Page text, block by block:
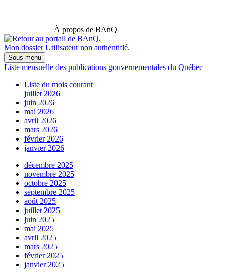
À propos de BAnQ
Mon dossier Utilisateur non authentifié.
Sous-menu
Liste mensuelle des publications gouvernementales du Québec
Liste du mois courant
juillet 2026
juin 2026
mai 2026
avril 2026
mars 2026
février 2026
janvier 2026
décembre 2025
novembre 2025
octobre 2025
septembre 2025
août 2025
juillet 2025
juin 2025
mai 2025
avril 2025
mars 2025
février 2025
janvier 2025